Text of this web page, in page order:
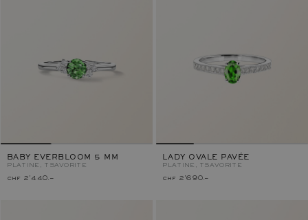
BABY EVERBLOOM 5 MM
PLATINE, TSAVORITE
chf 2'440.–
LADY OVALE PAVÉE
PLATINE, TSAVORITE
chf 2'690.–